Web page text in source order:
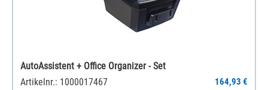
AutoAssistent + Office Organizer - Set
Artikelnr.: 1000017467
164,93 €